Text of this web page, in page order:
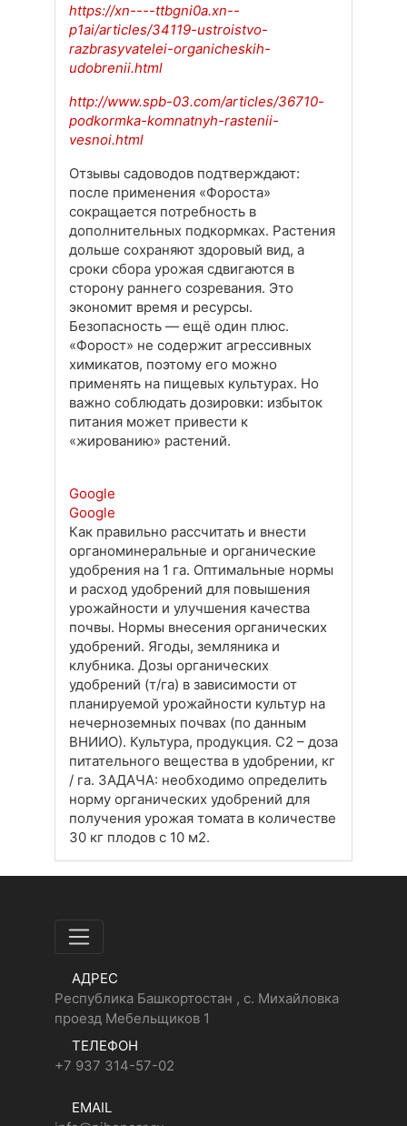
https://xn----ttbgni0a.xn--
p1ai/articles/34119-ustroistvo-
razbrasyvatelei-organicheskih-
udobrenii.html
http://www.spb-03.com/articles/36710-
podkormka-komnatnyh-rastenii-
vesnoi.html
Отзывы садоводов подтверждают:
после применения «Фороста»
сокращается потребность в
дополнительных подкормках. Растения
дольше сохраняют здоровый вид, а
сроки сбора урожая сдвигаются в
сторону раннего созревания. Это
экономит время и ресурсы.
Безопасность — ещё один плюс.
«Форост» не содержит агрессивных
химикатов, поэтому его можно
применять на пищевых культурах. Но
важно соблюдать дозировки: избыток
питания может привести к
«жированию» растений.
Google
Google
Как правильно рассчитать и внести
органоминеральные и органические
удобрения на 1 га. Оптимальные нормы
и расход удобрений для повышения
урожайности и улучшения качества
почвы. Нормы внесения органических
удобрений. Ягоды, земляника и
клубника. Дозы органических
удобрений (т/га) в зависимости от
планируемой урожайности культур на
нечерноземных почвах (по данным
ВНИИО). Культура, продукция. С2 – доза
питательного вещества в удобрении, кг
/ га. ЗАДАЧА: необходимо определить
норму органических удобрений для
получения урожая томата в количестве
30 кг плодов с 10 м2.
АДРЕС
Республика Башкортостан , с. Михайловка
проезд Мебельщиков 1
ТЕЛЕФОН
+7 937 314-57-02
EMAIL